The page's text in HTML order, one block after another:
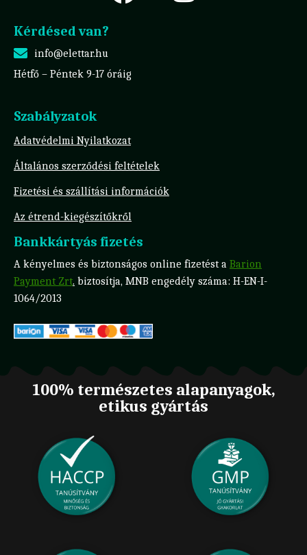
Kérdésed van?
info@elettar.hu
Hétfő – Péntek 9-17 óráig
Szabályzatok
Adatvédelmi Nyilatkozat
Általános szerződési feltételek
Fizetési és szállítási információk
Az étrend-kiegészítőkről
Bankkártyás fizetés
A kényelmes és biztonságos online fizetést a Barion
Payment Zrt. biztosítja, MNB engedély száma: H-EN-I-
1064/2013
100% természetes alapanyagok,
etikus gyártás